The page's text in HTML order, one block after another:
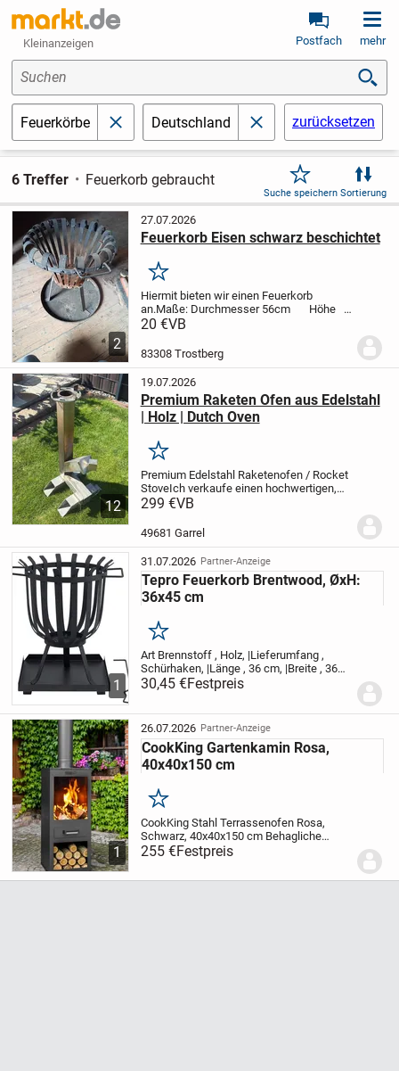
Kleinanzeigen Postfach mehr
Suchen
Feuerkörbe schließenDeutschland schließenzurücksetzen
6 Treffer Feuerkorb gebraucht
Suche speichern Sortierung
2
27.07.2026
Feuerkorb Eisen schwarz beschichtet
Merken
Hiermit bieten wir einen Feuerkorb
an.Maße: Durchmesser 56cmHöhe
56cmNur an Selbstabholer
20 €VB
83308 Trostberg
12
19.07.2026
Premium Raketen Ofen aus Edelstahl
| Holz | Dutch Oven
Merken
Premium Edelstahl Raketenofen / Rocket
StoveIch verkaufe einen hochwertigen,
massiv gefertigten Raketenofen aus
geschweißt und ist deutlich robuster als
299 €VB
49681 Garrel
1
31.07.2026 Partner-Anzeige
Tepro Feuerkorb Brentwood, ØxH:
36x45 cm
Merken
Art Brennstoff , Holz, |Lieferumfang ,
Schürhaken, |Länge , 36 cm, |Breite , 36
cm, |Höhe , 45 cm, |Gewicht , 5,2 kg,
|Farbe , schwarz, |Material , Stahl,
30,45 €Festpreis
1
26.07.2026 Partner-Anzeige
CookKing Gartenkamin Rosa,
40x40x150 cm
Merken
CookKing Stahl Terrassenofen Rosa,
Schwarz, 40x40x150 cm Behagliche
Kaminatmosphäre, klassisches
Kaminofendesign, handmade in Europe —
255 €Festpreis